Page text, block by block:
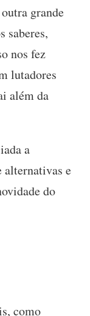
grande
saberes,
nos fez
lutadores
além da
a
alternativas e
do
como